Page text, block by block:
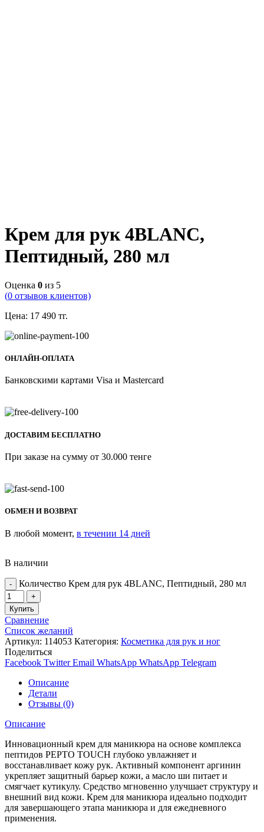
Крем для рук 4BLANC,
Пептидный, 280 мл
Оценка 0 из 5
(0 отзывов клиентов)
Цена: 17 490 тг.
ОНЛАЙН-ОПЛАТА
Банковскими картами Visa и Mastercard
ДОСТАВИМ БЕСПЛАТНО
При заказе на сумму от 30.000 тенге
ОБМЕН И ВОЗВРАТ
В любой момент, в течении 14 дней
В наличии
Количество Крем для рук 4BLANC, Пептидный, 280 мл
Купить
Сравнение
Список желаний
Артикул: 114053 Категория: Косметика для рук и ног
Поделиться
Facebook Twitter Email WhatsApp WhatsApp Telegram
Описание
Детали
Отзывы (0)
Описание
Инновационный крем для маникюра на основе комплекса
пептидов PEPTO TOUCH глубоко увлажняет и
восстанавливает кожу рук. Активный компонент аргинин
укрепляет защитный барьер кожи, а масло ши питает и
смягчает кутикулу. Средство мгновенно улучшает структуру и
внешний вид кожи. Крем для маникюра идеально подходит
для завершающего этапа маникюра и для ежедневного
применения.